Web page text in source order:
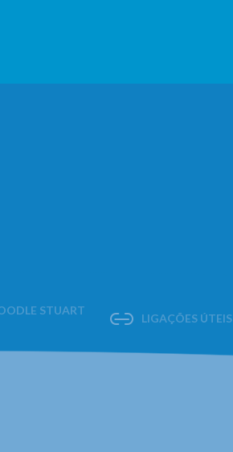
STUART
LIGAÇÕES ÚTEIS